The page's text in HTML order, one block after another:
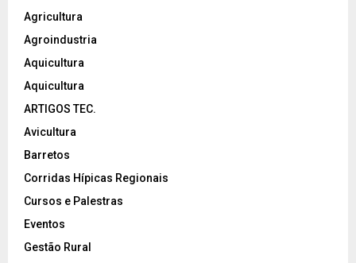
Agricultura
Agroindustria
Aquicultura
Aquicultura
ARTIGOS TEC.
Avicultura
Barretos
Corridas Hípicas Regionais
Cursos e Palestras
Eventos
Gestão Rural